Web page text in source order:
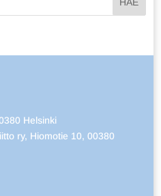
Helsinki
ry, Hiomotie 10, 00380